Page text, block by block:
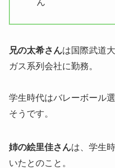
兄の太希さんは国際武道
ガス系列会社に勤務。
学生時代はバレーボール
そうです。
姉の絵里佳さんは、学生
いたとのこと。